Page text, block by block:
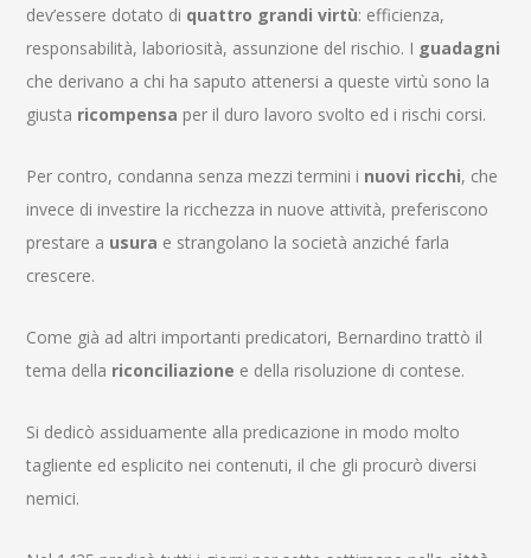
dev’essere dotato di quattro grandi virtù: efficienza,
responsabilità, laboriosità, assunzione del rischio. I guadagni
che derivano a chi ha saputo attenersi a queste virtù sono la
giusta ricompensa per il duro lavoro svolto ed i rischi corsi.
Per contro, condanna senza mezzi termini i nuovi ricchi, che
invece di investire la ricchezza in nuove attività, preferiscono
prestare a usura e strangolano la società anziché farla
crescere.
Come già ad altri importanti predicatori, Bernardino trattò il
tema della riconciliazione e della risoluzione di contese.
Si dedicò assiduamente alla predicazione in modo molto
tagliente ed esplicito nei contenuti, il che gli procurò diversi
nemici.